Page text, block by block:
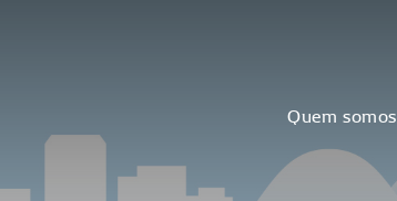
Quem somos